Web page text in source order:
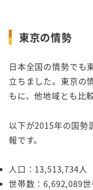
東京の情勢
日本全国の情勢でも
立ちました。東京の
もに、他地域とも比
以下が2015年の国勢
報です。
人口：13,513,734人
世帯数：6,692,089世